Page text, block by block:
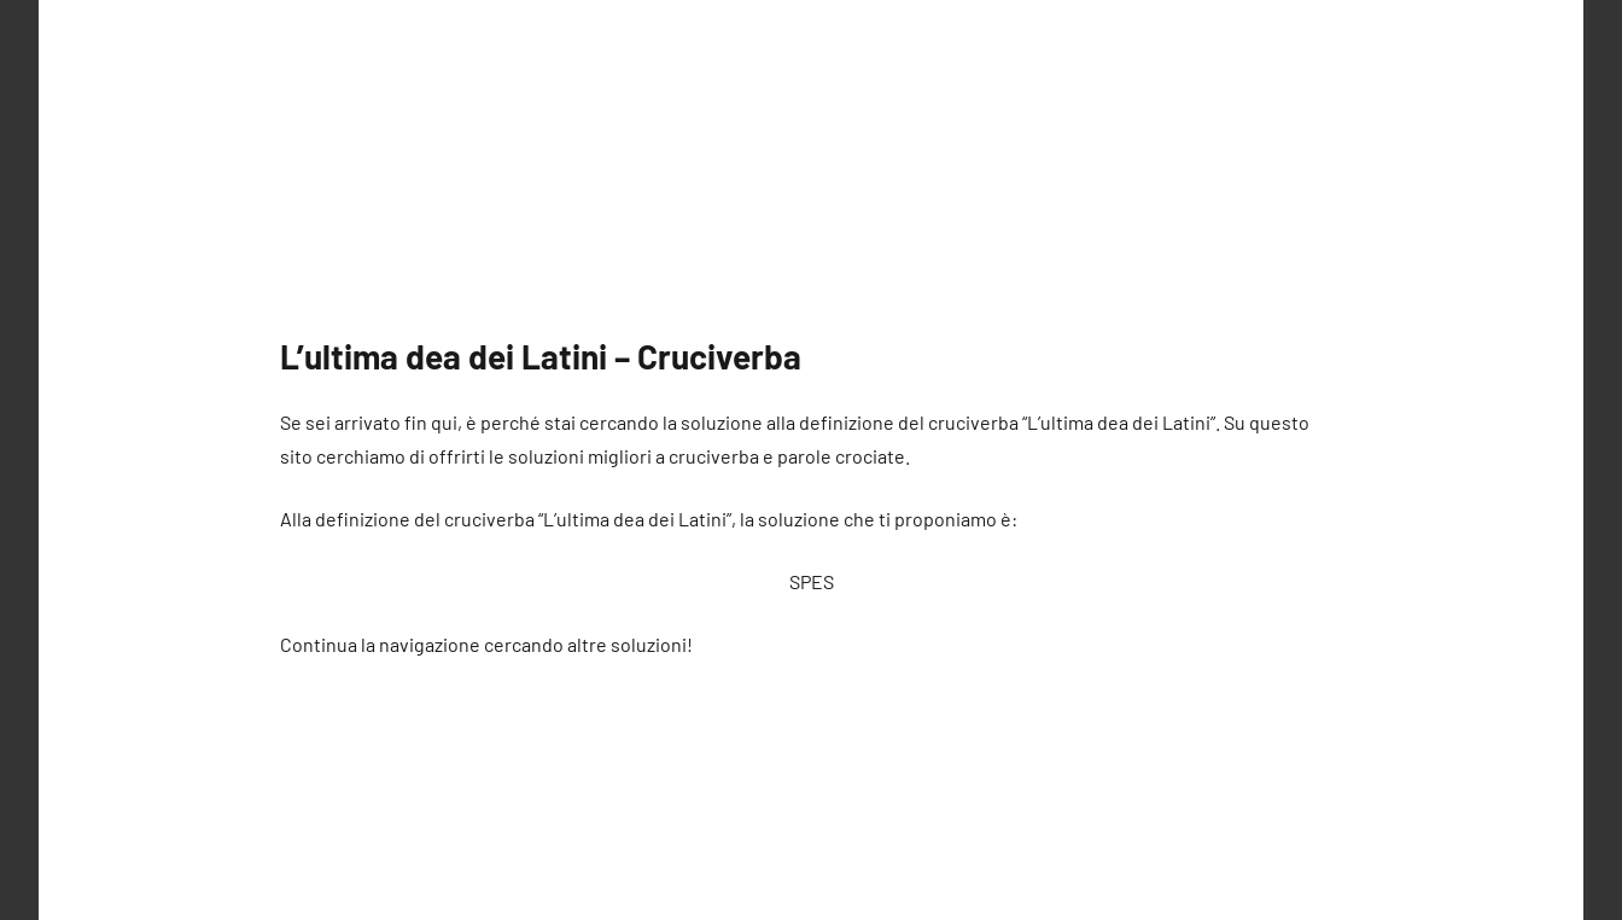
L’ultima dea dei Latini – Cruciverba
Se sei arrivato fin qui, è perché stai cercando la soluzione alla definizione del cruciverba “L’ultima dea dei Latini”. Su questo
sito cerchiamo di offrirti le soluzioni migliori a cruciverba e parole crociate.
Alla definizione del cruciverba “L’ultima dea dei Latini”, la soluzione che ti proponiamo è:
SPES
Continua la navigazione cercando altre soluzioni!